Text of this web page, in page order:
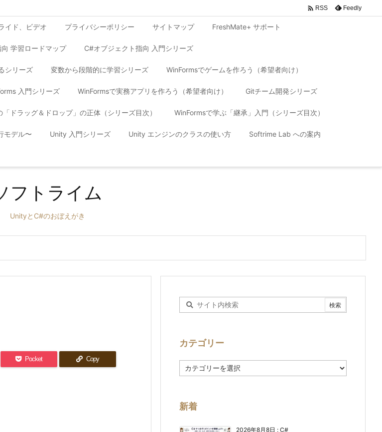
イド、ビデオ プライバシーポリシー サイトマップ FreshMate+ サポート
学習ロードマップ C#オブジェクト指向 入門シリーズ
シリーズ 変数から段階的に学習シリーズ WinFormsでゲームを作ろう（希望者向け）
入門シリーズ WinFormsで実務アプリを作ろう（希望者向け） Gitチーム開発シリーズ
「ドラッグ＆ドロップ」の正体（シリーズ目次） WinFormsで学ぶ「継承」入門（シリーズ目次）
モデル〜 Unity 入門シリーズ Unity エンジンのクラスの使い方 Softrime Lab への案内
 RSS Feedly
フトライム
UnityとC#のおぼえがき
Pocket Copy
カテゴリー
テ
ー
新着
2026年8月8日 : C#